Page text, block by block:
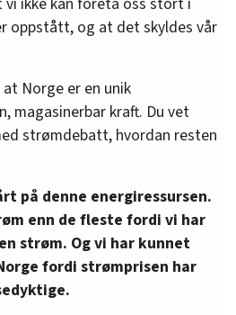
oppstått, og at det skyldes vår
Norge er en unik
magasinerbar kraft. Du vet
strømdebatt, hvordan resten
på denne energiressursen.
enn de fleste fordi vi har
strøm. Og vi har kunnet
fordi strømprisen har